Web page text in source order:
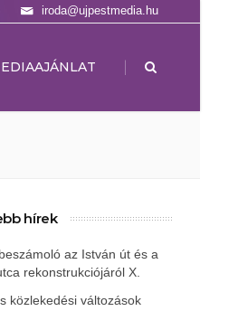
iroda@ujpestmedia.hu
|
hírek
az István út és a
rekonstrukciójáról X.
közlekedési változások